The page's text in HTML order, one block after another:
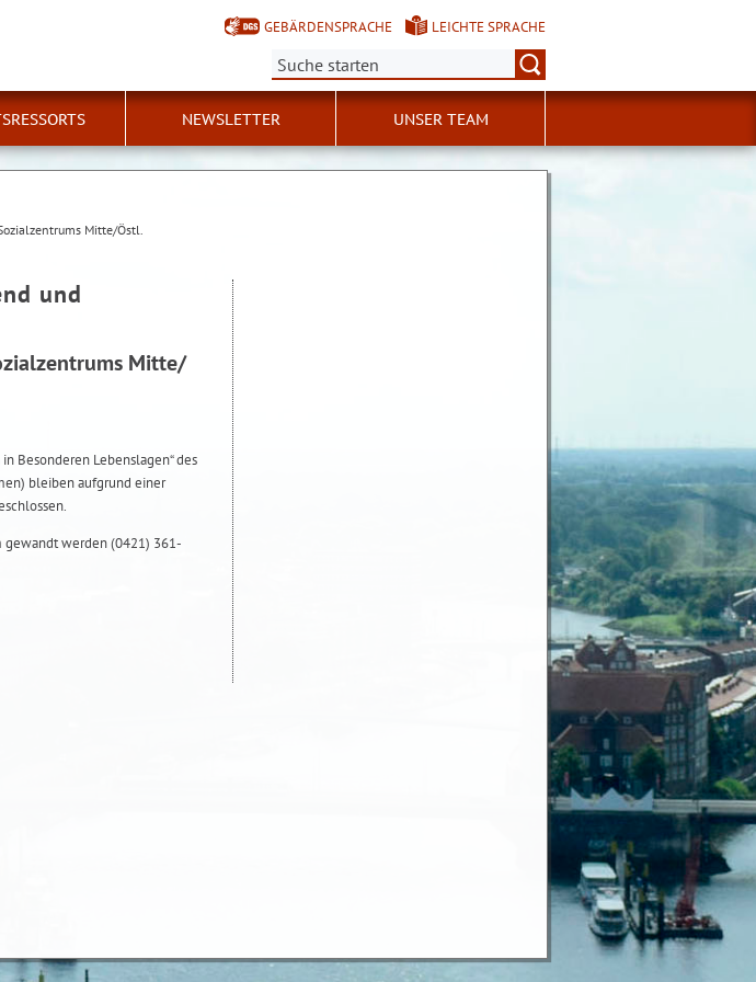
GEBÄRDENSPRACHE
LEICHTE SPRACHE
Suche:
NEWSLETTER UNSER TEAM
Mitte/Östl.
und
Mitte/
Besonderen Lebenslagen“ des
bleiben aufgrund einer
gewandt werden (0421) 361-